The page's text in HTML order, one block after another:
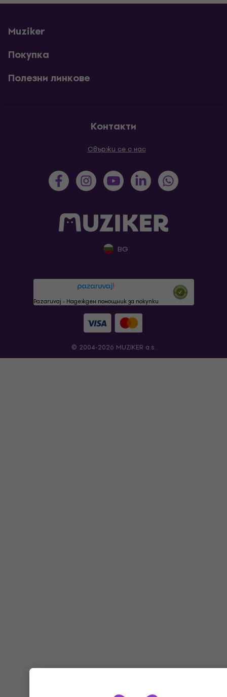
Muziker
Покупка
Полезни линкове
Контакти
Свържи се с нас
BG
Pazaruvaj - Надежден помощник за покупки
© 2004-2026 MUZIKER a.s.